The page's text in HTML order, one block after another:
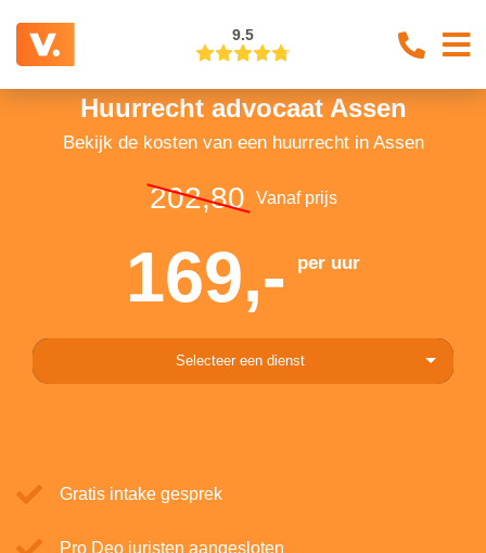
9.5
Huurrecht advocaat Assen
Bekijk de kosten van een huurrecht in Assen
202,80 Vanaf prijs
169,- per uur
Selecteer een dienst
Gratis intake gesprek
Pro Deo juristen aangesloten